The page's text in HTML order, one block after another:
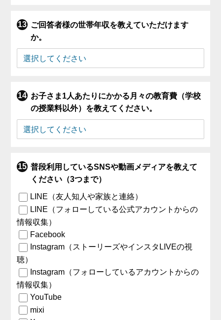
ご回答者様の世帯年収を教えていただけます
か。
お子さま1人あたりにかかる月々の教育費（学校
の授業料以外）を教えてください。
普段利用しているSNSや動画メディアを教えて
ください（3つまで）
LINE（友人知人や家族と連絡）
LINE（フォローしている公式アカウントからの
情報収集）
Facebook
Instagram（ストーリーズやインスタLIVEの視
聴）
Instagram（フォローしているアカウントからの
情報収集）
YouTube
mixi